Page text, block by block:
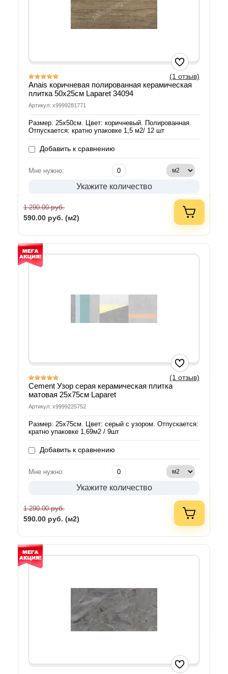
(1 отзыв)
Anais коричневая полированная керамическая
плитка 50x25см Laparet 34094
Артикул: х9999281771
Размер: 25х50см. Цвет: коричневый. Полированная.
Отпускается: кратно упаковке 1,5 м2/ 12 шт
Добавить к сравнению
Мне нужно:
Укажите количество
1 290.00руб.
590.00 руб. (м2)
(1 отзыв)
Cement Узор серая керамическая плитка
матовая 25х75см Laparet
Артикул: х9999225752
Размер: 25х75см. Цвет: серый с узором. Отпускается:
кратно упаковке 1,69м2 / 9шт
Добавить к сравнению
Мне нужно:
Укажите количество
1 290.00руб.
590.00 руб. (м2)